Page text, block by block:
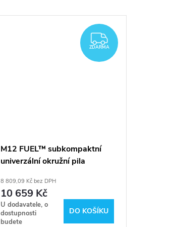
ZDARMA
ZDARMA
M12 FUEL™ subkompaktní
univerzální okružní pila
8 809,09 Kč bez DPH
10 659 Kč
U dodavatele, o
dostupnosti
budete
DO KOŠÍKU